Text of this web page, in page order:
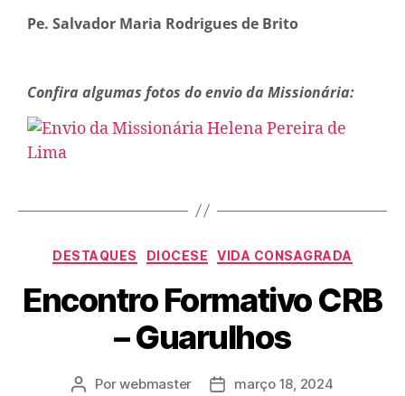
Pe. Salvador Maria Rodrigues de Brito
Confira algumas fotos do envio da Missionária:
DESTAQUES DIOCESE VIDA CONSAGRADA
Encontro Formativo CRB
– Guarulhos
Porwebmaster
março 18, 2024